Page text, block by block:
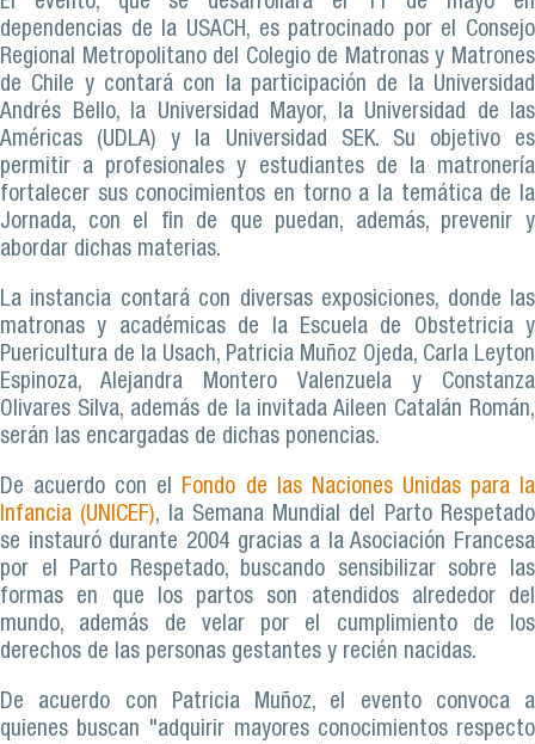
dependencias de la USACH, es patrocinado por el Consejo
Regional Metropolitano del Colegio de Matronas y Matrones
de Chile y contará con la participación de la Universidad
Andrés Bello, la Universidad Mayor, la Universidad de las
Américas (UDLA) y la Universidad SEK. Su objetivo es
permitir a profesionales y estudiantes de la matronería
fortalecer sus conocimientos en torno a la temática de la
Jornada, con el fin de que puedan, además, prevenir y
abordar dichas materias.
La instancia contará con diversas exposiciones, donde las
matronas y académicas de la Escuela de Obstetricia y
Puericultura de la Usach, Patricia Muñoz Ojeda, Carla Leyton
Espinoza, Alejandra Montero Valenzuela y Constanza
Olivares Silva, además de la invitada Aileen Catalán Román,
serán las encargadas de dichas ponencias.
De acuerdo con el Fondo de las Naciones Unidas para la
Infancia (UNICEF), la Semana Mundial del Parto Respetado
se instauró durante 2004 gracias a la Asociación Francesa
por el Parto Respetado, buscando sensibilizar sobre las
formas en que los partos son atendidos alrededor del
mundo, además de velar por el cumplimiento de los
derechos de las personas gestantes y recién nacidas.
De acuerdo con Patricia Muñoz, el evento convoca a
quienes buscan "adquirir mayores conocimientos respecto